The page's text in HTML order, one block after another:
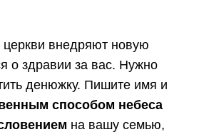
внедряют новую
о здравии за вас. Нужно
денюжку. Пишите имя и
способом небеса
на вашу семью,